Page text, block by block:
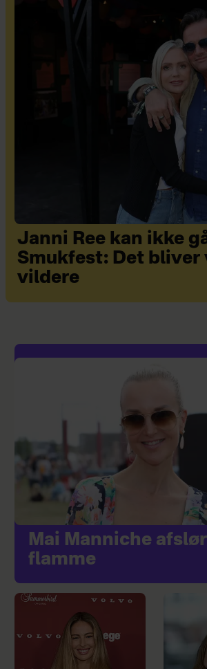
Janni Ree kan ikke
Smukfest: Det bliver
vildere
Mai Manniche
flamme